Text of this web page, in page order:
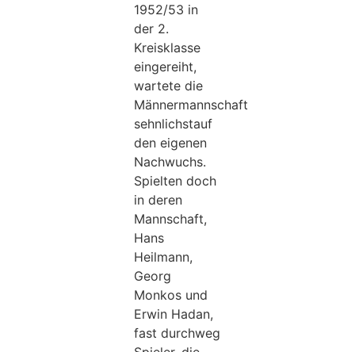
1952/53 in
der 2.
Kreisklasse
eingereiht,
wartete die
Männermannschaft
sehnlichstauf
den eigenen
Nachwuchs.
Spielten doch
in deren
Mannschaft,
Hans
Heilmann,
Georg
Monkos und
Erwin Hadan,
fast durchweg